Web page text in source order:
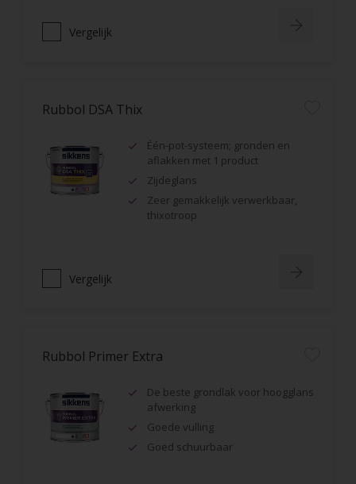
Vergelijk
Rubbol DSA Thix
Één-pot-systeem; gronden en
aflakken met 1 product
Zijdeglans
Zeer gemakkelijk verwerkbaar,
thixotroop
Vergelijk
Rubbol Primer Extra
De beste grondlak voor hoogglans
afwerking
Goede vulling
Goed schuurbaar